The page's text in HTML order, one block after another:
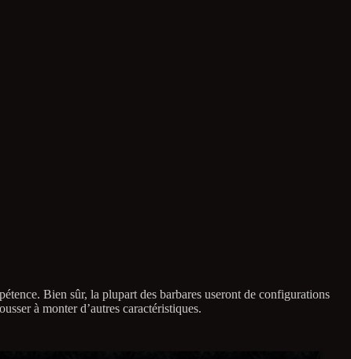
Bien sûr, la plupart des barbares useront de configurations
à monter d’autres caractéristiques.